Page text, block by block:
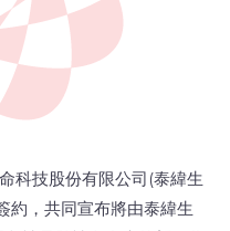
科技股份有限公司(泰緯生
約，共同宣布將由泰緯生